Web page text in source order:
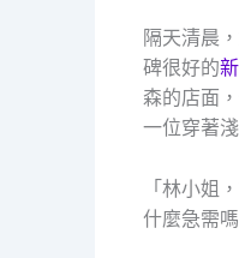
隔天清晨
碑很好的
森的店面
一位穿著
「林小姐
什麼急需